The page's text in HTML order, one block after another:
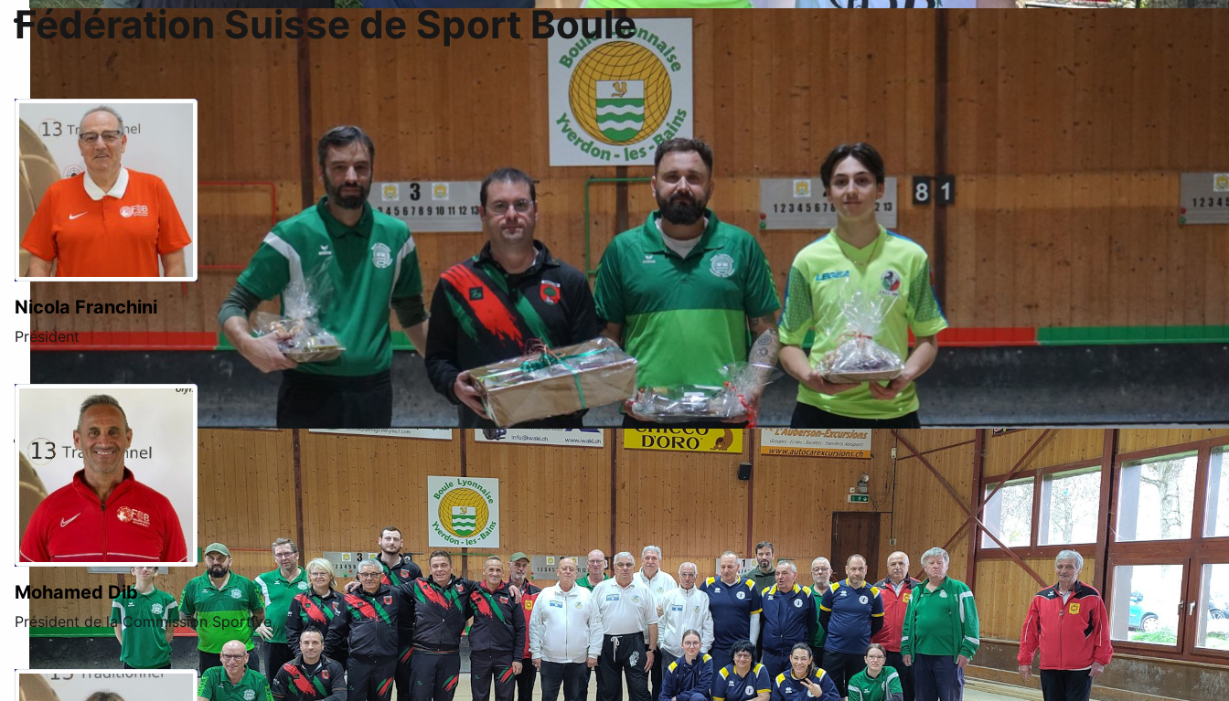
Fédération Suisse de Sport Boule
Nicola Franchini
Président
Mohamed Dib
Président de la Commission Sportive